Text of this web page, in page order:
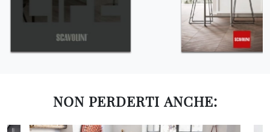
NON PERDERTI ANCHE: